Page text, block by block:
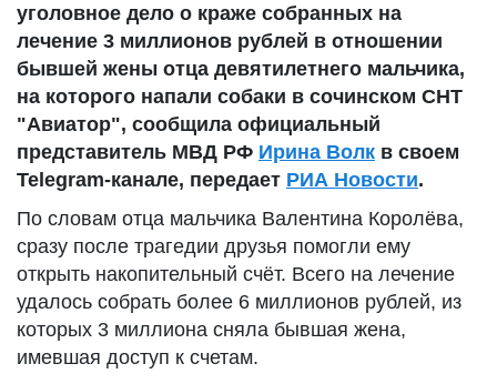
уголовное дело о краже собранных на
лечение 3 миллионов рублей в отношении
бывшей жены отца девятилетнего мальчика,
на которого напали собаки в сочинском СНТ
"Авиатор", сообщила официальный
представитель МВД РФ Ирина Волк в своем
Telegram-канале, передает РИА Новости.
По словам отца мальчика Валентина Королёва,
сразу после трагедии друзья помогли ему
открыть накопительный счёт. Всего на лечение
удалось собрать более 6 миллионов рублей, из
которых 3 миллиона сняла бывшая жена,
имевшая доступ к счетам.